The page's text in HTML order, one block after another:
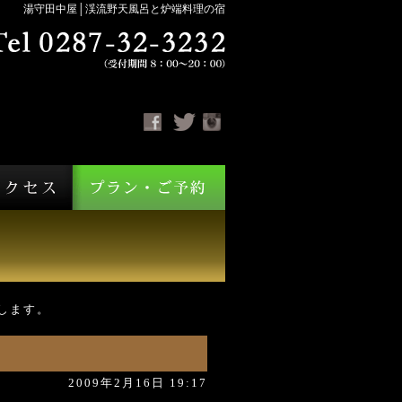
湯守田中屋│渓流野天風呂と炉端料理の宿
ます。
2009年2月16日 19:17